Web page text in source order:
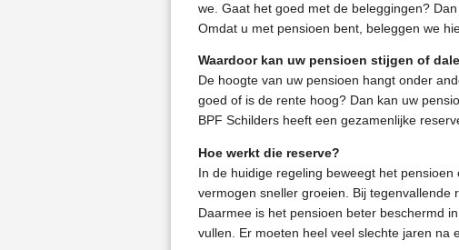
we. Gaat het goed met de beleggingen?
Omdat u met pensioen bent, beleggen we
Waardoor kan uw pensioen stijgen of
De hoogte van uw pensioen hangt onder
goed of is de rente hoog? Dan kan uw
BPF Schilders heeft een gezamenlijke
Hoe werkt die reserve?
In de huidige regeling beweegt het
vermogen sneller groeien. Bij
Daarmee is het pensioen beter beschermd
vullen. Er moeten heel veel slechte jaren na